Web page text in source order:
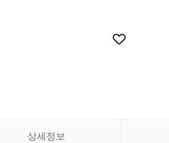
상세정보